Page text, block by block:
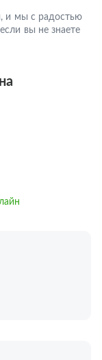
и мы с радостью
вы не знаете